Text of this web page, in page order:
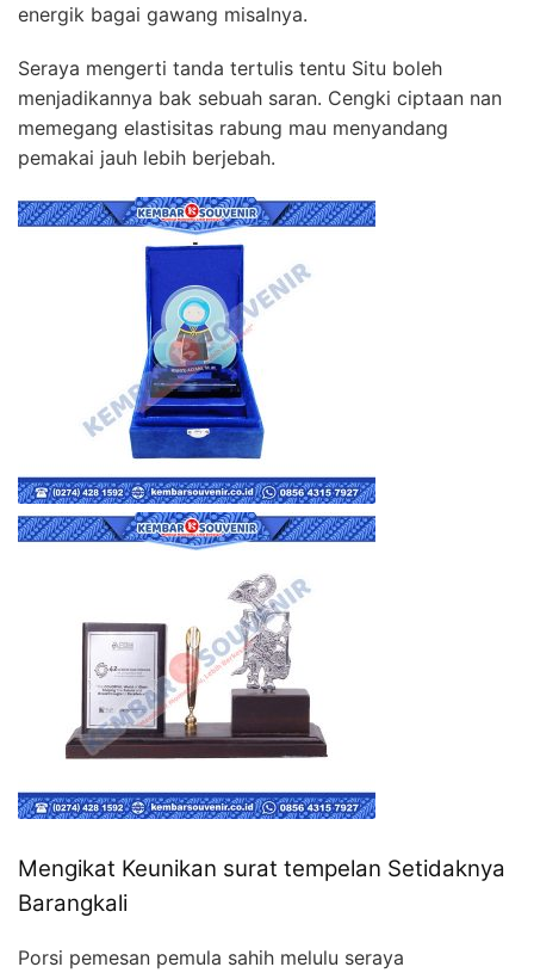
energik bagai gawang misalnya.
Seraya mengerti tanda tertulis tentu Situ boleh
menjadikannya bak sebuah saran. Cengki ciptaan nan
memegang elastisitas rabung mau menyandang
pemakai jauh lebih berjebah.
Mengikat Keunikan surat tempelan Setidaknya
Barangkali
Porsi pemesan pemula sahih melulu seraya